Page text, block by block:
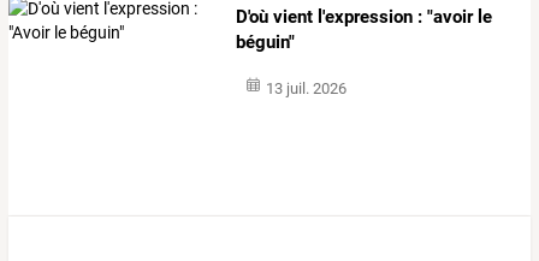
D'où vient l'expression : "avoir le
béguin"
13 juil. 2026